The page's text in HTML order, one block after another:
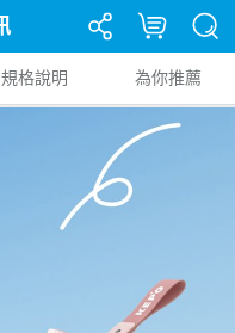
規格說明 為你推薦